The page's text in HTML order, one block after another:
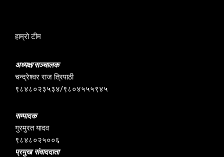
हाम्रो टीम
अध्यक्ष/सञ्चालक
चन्द्रेश्वर राज त्रिपाठी
९८४८०२३५३४/९८०४५५५९४५
सम्पादक
गुरमुरत यादव
९८४८०२५००६
प्रमुख संवाददाता